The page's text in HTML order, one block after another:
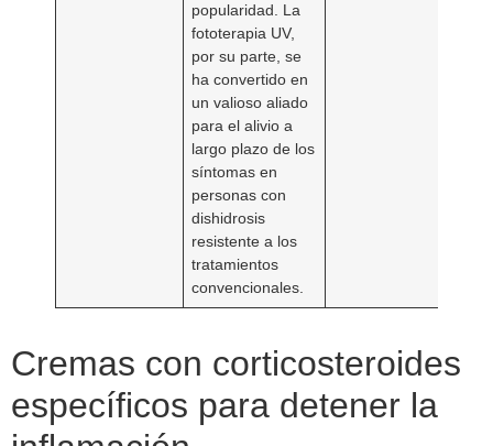
popularidad. La
fototerapia UV,
por su parte, se
ha convertido en
un valioso aliado
para el alivio a
largo plazo de los
síntomas en
personas con
dishidrosis
resistente a los
tratamientos
convencionales.
Cremas con corticosteroides
específicos para detener la